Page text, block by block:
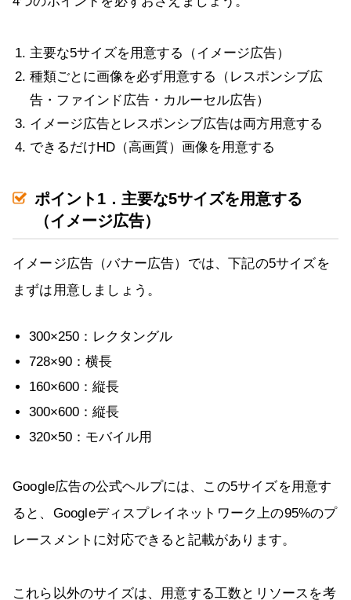
主要な5サイズを用意する（イメージ広告）
種類ごとに画像を必ず用意する（レスポンシブ広
告・ファインド広告・カルーセル広告）
イメージ広告とレスポンシブ広告は両方用意する
できるだけHD（高画質）画像を用意する
ポイント1．主要な5サイズを用意する
（イメージ広告）
イメージ広告（バナー広告）では、下記の5サイズを
まずは用意しましょう。
300×250：レクタングル
728×90：横長
160×600：縦長
300×600：縦長
320×50：モバイル用
Google広告の公式ヘルプには、この5サイズを用意す
ると、Googleディスプレイネットワーク上の95%のプ
レースメントに対応できると記載があります。
これら以外のサイズは、用意する工数とリソースを考